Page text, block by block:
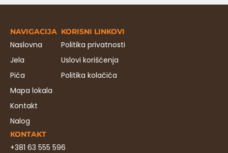
NAVIGACIJA
Naslovna
Jela
Pića
Mapa lokala
Kontakt
Nalog
KORISNI LINKOVI
Politika privatnosti
Uslovi korišćenja
Politika kolačića
KONTAKT
+381 63 555 596